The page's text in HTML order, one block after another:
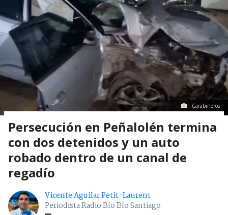
Carabineros
Persecución en Peñalolén termina
con dos detenidos y un auto
robado dentro de un canal de
regadío
Vicente Aguilar Petit-Laurent
Periodista Radio Bío Bío Santiago